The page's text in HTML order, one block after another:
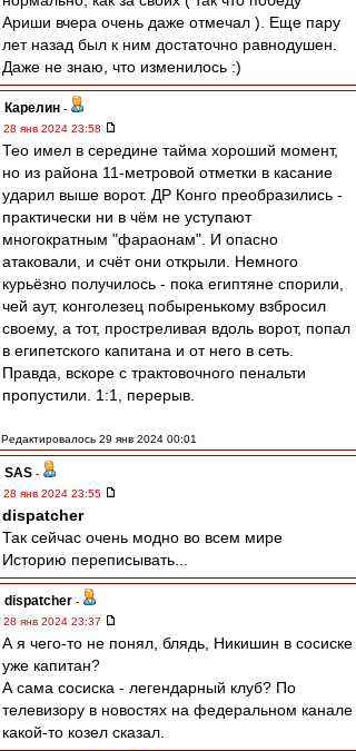
Ариши вчера очень даже отмечал ). Еще пару
лет назад был к ним достаточно равнодушен.
Даже не знаю, что изменилось :)
Карелин -
28 янв 2024 23:58
Тео имел в середине тайма хороший момент,
но из района 11-метровой отметки в касание
ударил выше ворот. ДР Конго преобразились -
практически ни в чём не уступают
многократным "фараонам". И опасно
атаковали, и счёт они открыли. Немного
курьёзно получилось - пока египтяне спорили,
чей аут, конголезец побыренькому взбросил
своему, а тот, простреливая вдоль ворот, попал
в египетского капитана и от него в сеть.
Правда, вскоре с трактовочного пенальти
пропустили. 1:1, перерыв.
Редактировалось 29 янв 2024 00:01
SAS -
28 янв 2024 23:55
dispatcher
Так сейчас очень модно во всем мире
Историю переписывать...
dispatcher -
28 янв 2024 23:37
А я чего-то не понял, блядь, Никишин в сосиске
уже капитан?
А сама сосиска - легендарный клуб? По
телевизору в новостях на федеральном канале
какой-то козел сказал.